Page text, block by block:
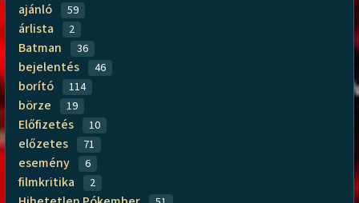
ajánló 59
árlista 2
Batman 36
bejelentés 46
borító 114
börze 19
Előfizetés 10
előzetes 71
esemény 6
filmkritika 2